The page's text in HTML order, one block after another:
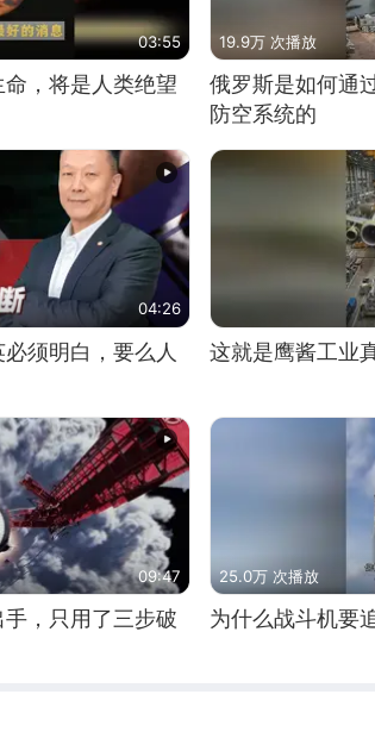
03:55
，将是人类绝望
19.9万 次播放
俄罗斯是如何通
防空系统的
04:26
须明白，要么人
这就是鹰酱工业
09:47
，只用了三步破
25.0万 次播放
为什么战斗机要